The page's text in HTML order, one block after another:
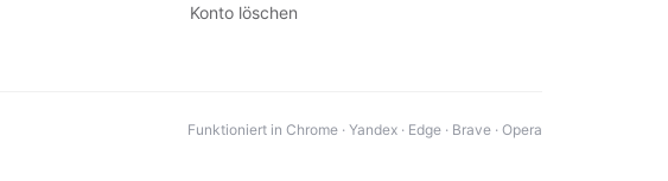
Konto löschen
Funktioniert in Chrome · Yandex · Edge · Brave · Opera